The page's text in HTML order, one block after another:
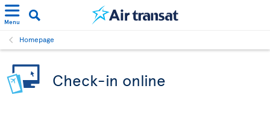
Menu
Homepage
Check-in online